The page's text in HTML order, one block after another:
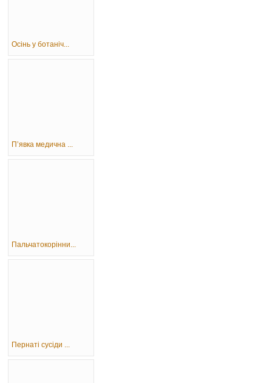
Осінь у ботаніч...
П’явка медична ...
Пальчатокорінни...
Пернаті сусіди ...